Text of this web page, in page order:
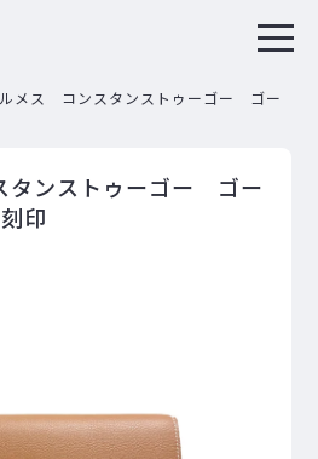
メス コンスタンストゥーゴー ゴー
ンストゥーゴー ゴー
印